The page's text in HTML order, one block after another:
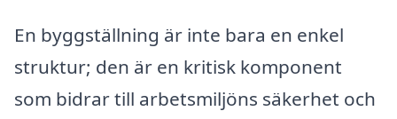
En byggställning är inte bara en enkel
struktur; den är en kritisk komponent
som bidrar till arbetsmiljöns säkerhet och